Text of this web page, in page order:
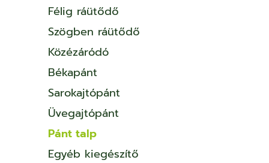
Félig ráütődő
Szögben ráütődő
Közézáródó
Békapánt
Sarokajtópánt
Üvegajtópánt
Pánt talp
Egyéb kiegészítő